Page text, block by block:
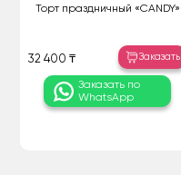
Торт праздничный «CANDY»
32 400 ₸ Заказать
Заказать по
WhatsApp